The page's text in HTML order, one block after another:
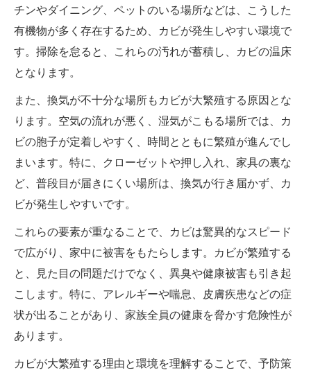
チンやダイニング、ペットのいる場所などは、こうした
有機物が多く存在するため、カビが発生しやすい環境で
す。掃除を怠ると、これらの汚れが蓄積し、カビの温床
となります。
また、換気が不十分な場所もカビが大繁殖する原因とな
ります。空気の流れが悪く、湿気がこもる場所では、カ
ビの胞子が定着しやすく、時間とともに繁殖が進んでし
まいます。特に、クローゼットや押し入れ、家具の裏な
ど、普段目が届きにくい場所は、換気が行き届かず、カ
ビが発生しやすいです。
これらの要素が重なることで、カビは驚異的なスピード
で広がり、家中に被害をもたらします。カビが繁殖する
と、見た目の問題だけでなく、異臭や健康被害も引き起
こします。特に、アレルギーや喘息、皮膚疾患などの症
状が出ることがあり、家族全員の健康を脅かす危険性が
あります。
カビが大繁殖する理由と環境を理解することで、予防策